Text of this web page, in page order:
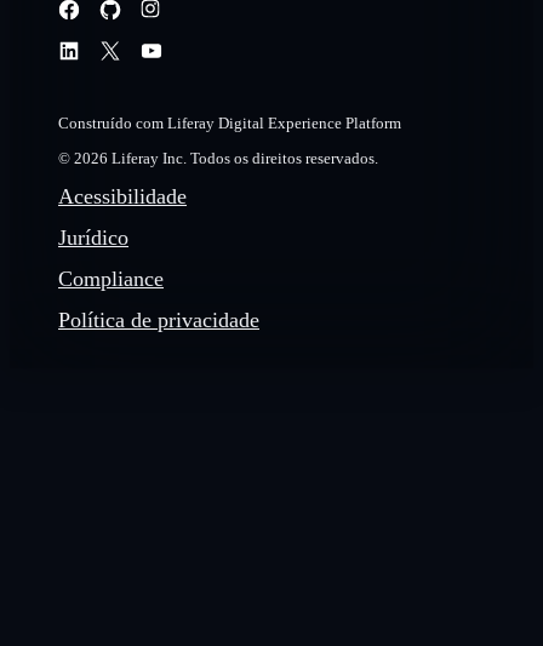
Construído com Liferay Digital Experience Platform
© 2026 Liferay Inc. Todos os direitos reservados.
Acessibilidade
Jurídico
Compliance
Política de privacidade